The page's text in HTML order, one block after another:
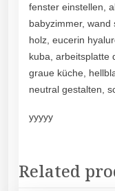
fenster einstellen,
babyzimmer,
holz, eucerin
kuba, arbeitsplatte
graue küche,
neutral gestalten,
yyyyy
Related